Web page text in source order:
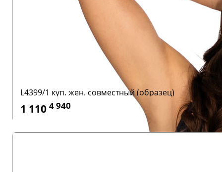
L4399/1 куп. жен. совместный (образец)
1 110 4 940